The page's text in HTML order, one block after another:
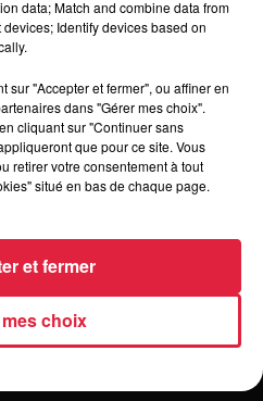
à Strasbourg :
Mulhouse : rencontre
infos sur la venue du
data; Match and combine data from
Identify devices based on
sur "Accepter et fermer", ou affiner en
dans "Gérer mes choix".
cliquant sur "Continuer sans
que pour ce site. Vous
retirer votre consentement à tout
situé en bas de chaque page.
choix
et fermer